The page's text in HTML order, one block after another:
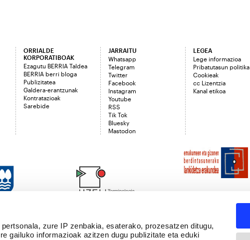
zure IP zenbakia, esaterako, prozesatzen ditugu,
gailuko informazioak azitzen dugu publizitate eta eduki
ORRIALDE
KORPORATIBOAK
Ezagutu BERRIA Taldea
BERRIA berri bloga
Publizitatea
Galdera-erantzunak
Kontratazioak
Sarebide
JARRAITU
Whatsapp
Telegram
Twitter
Facebook
Instagram
Youtube
RSS
Tik Tok
Bluesky
Mastodon
LEGEA
Lege informazioa
Pribatutasun politika
Cookieak
cc Lizentzia
Kanal etikoa